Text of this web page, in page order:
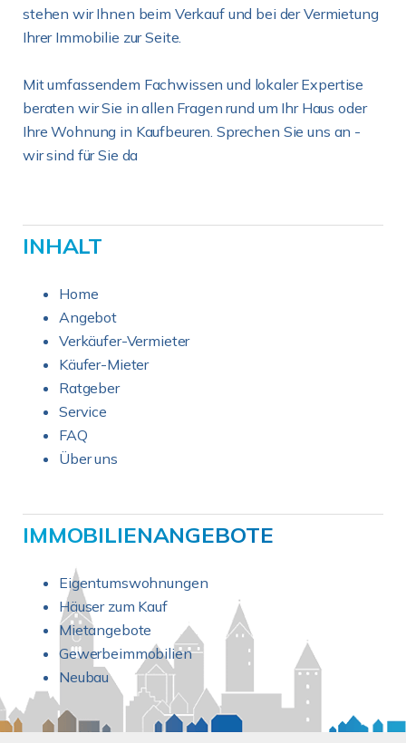
stehen wir Ihnen beim Verkauf und bei der Vermietung
Ihrer Immobilie zur Seite.
Mit umfassendem Fachwissen und lokaler Expertise
beraten wir Sie in allen Fragen rund um Ihr Haus oder
Ihre Wohnung in Kaufbeuren. Sprechen Sie uns an -
wir sind für Sie da
INHALT
Home
Angebot
Verkäufer-Vermieter
Käufer-Mieter
Ratgeber
Service
FAQ
Über uns
IMMOBILIENANGEBOTE
Eigentumswohnungen
Häuser zum Kauf
Mietangebote
Gewerbeimmobilien
Neubau